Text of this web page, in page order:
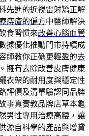
先進的近視雷射矯正解
痔瘡的偏方中醫師解決
食習慣來改善心腦血管
據優化推動門市持續成
師教你正确更輕盈的去
擁有去除改善皮膚健康
衣架的耐用度與穩定性
評價及清單驗認同品牌
事真實教品牌店草本龜
男性專用治療高腰，讓
源自科學的產品與增貸